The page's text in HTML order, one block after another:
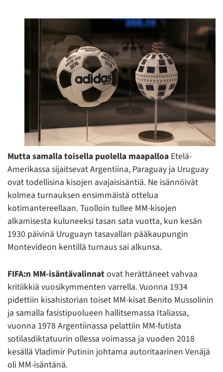
Mutta samalla toisella puolella maapalloa Etelä-
Amerikassa sijaitsevat Argentiina, Paraguay ja Uruguay
ovat todellisina kisojen avajaisisäntiä. Ne isännöivät
kolmea turnauksen ensimmäistä ottelua
kotimantereellaan. Tuolloin tullee MM-kisojen
alkamisesta kuluneeksi tasan sata vuotta, kun kesän
1930 päivinä Uruguayn tasavallan pääkaupungin
Montevideon kentillä turnaus sai alkunsa.
FIFA:n MM-isäntävalinnatovat herättäneet vahvaa
kritiikkiä vuosikymmenten varrella. Vuonna 1934
pidettiin kisahistorian toiset MM-kisat Benito Mussolinin
ja samalla fasistipuolueen hallitsemassa Italiassa,
vuonna 1978 Argentiinassa pelattiin MM-futista
sotilasdiktatuurin ollessa voimassa ja vuoden 2018
kesällä Vladimir Putinin johtama autoritaarinen Venäjä
oli MM-isäntänä.